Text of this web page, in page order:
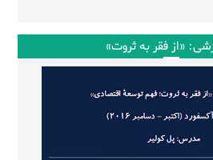
«از فقر به ثروت»